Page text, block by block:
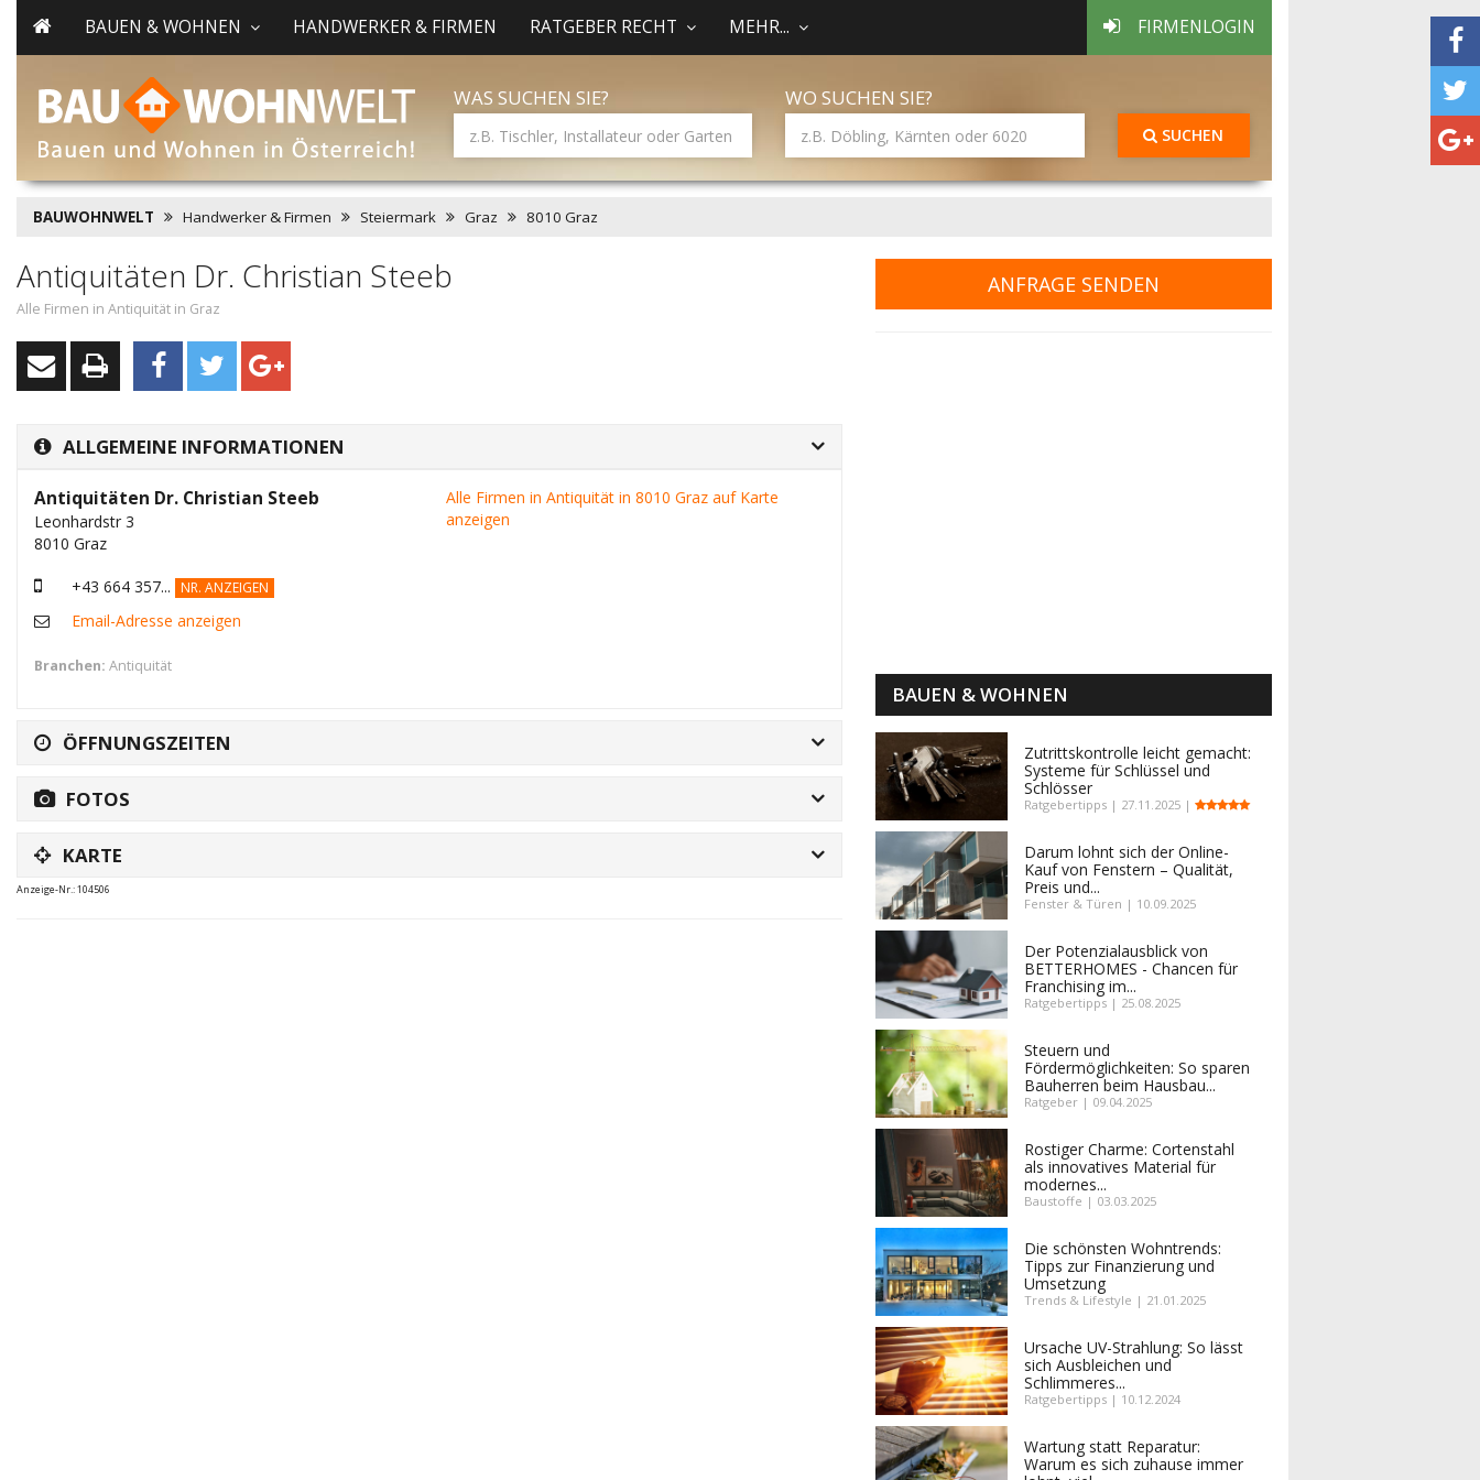
BAUEN & WOHNEN HANDWERKER & FIRMEN RATGEBER RECHT MEHR... FIRMENLOGIN
WAS SUCHEN SIE? WO SUCHEN SIE?
SUCHEN
BAUWOHNWELT Handwerker & Firmen Steiermark Graz 8010 Graz
Antiquitäten Dr. Christian Steeb
Alle Firmen in Antiquität in Graz
ALLGEMEINE INFORMATIONEN
Alle Firmen in Antiquität in 8010 Graz auf Karte
anzeigen
Antiquitäten Dr. Christian Steeb
Leonhardstr 3
8010 Graz
+43 664 357... NR. ANZEIGEN
Email-Adresse anzeigen
Branchen: Antiquität
ÖFFNUNGSZEITEN
FOTOS
KARTE
Anzeige-Nr.: 104506
ANFRAGE SENDEN
BAUEN & WOHNEN
Zutrittskontrolle leicht gemacht:
Systeme für Schlüssel und
Schlösser
Ratgebertipps | 27.11.2025 |
Darum lohnt sich der Online-
Kauf von Fenstern – Qualität,
Preis und...
Fenster & Türen | 10.09.2025
Der Potenzialausblick von
BETTERHOMES - Chancen für
Franchising im...
Ratgebertipps | 25.08.2025
Steuern und
Fördermöglichkeiten: So sparen
Bauherren beim Hausbau...
Ratgeber | 09.04.2025
Rostiger Charme: Cortenstahl
als innovatives Material für
modernes...
Baustoffe | 03.03.2025
Die schönsten Wohntrends:
Tipps zur Finanzierung und
Umsetzung
Trends & Lifestyle | 21.01.2025
Ursache UV-Strahlung: So lässt
sich Ausbleichen und
Schlimmeres...
Ratgebertipps | 10.12.2024
Wartung statt Reparatur:
Warum es sich zuhause immer